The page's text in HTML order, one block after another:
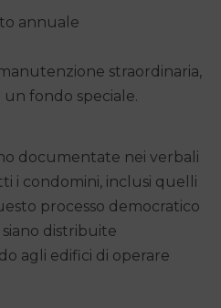
annuale
straordinaria,
fondo speciale.
documentate nei verbali
i condomini, inclusi quelli
processo democratico
distribuite
agli edifici di operare